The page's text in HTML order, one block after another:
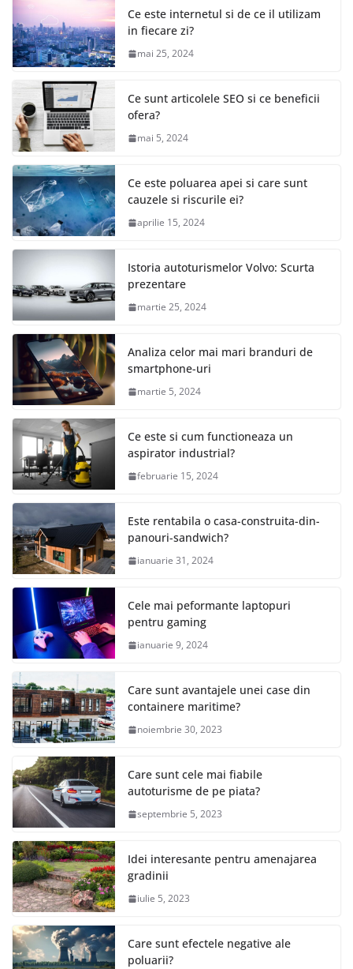
Ce este internetul si de ce il utilizam
in fiecare zi?
mai 25, 2024
Ce sunt articolele SEO si ce beneficii
ofera?
mai 5, 2024
Ce este poluarea apei si care sunt
cauzele si riscurile ei?
aprilie 15, 2024
Istoria autoturismelor Volvo: Scurta
prezentare
martie 25, 2024
Analiza celor mai mari branduri de
smartphone-uri
martie 5, 2024
Ce este si cum functioneaza un
aspirator industrial?
februarie 15, 2024
Este rentabila o casa-construita-din-
panouri-sandwich?
ianuarie 31, 2024
Cele mai peformante laptopuri
pentru gaming
ianuarie 9, 2024
Care sunt avantajele unei case din
containere maritime?
noiembrie 30, 2023
Care sunt cele mai fiabile
autoturisme de pe piata?
septembrie 5, 2023
Idei interesante pentru amenajarea
gradinii
iulie 5, 2023
Care sunt efectele negative ale
poluarii?